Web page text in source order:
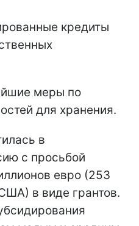
кредиты
меры по
для хранения.
в
с просьбой
евро (253
в виде грантов.